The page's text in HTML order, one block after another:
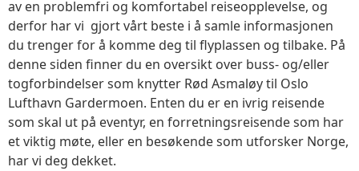
av en problemfri og komfortabel reiseopplevelse, og
derfor har vi gjort vårt beste i å samle informasjonen
du trenger for å komme deg til flyplassen og tilbake. På
denne siden finner du en oversikt over buss- og/eller
togforbindelser som knytter Rød Asmaløy til Oslo
Lufthavn Gardermoen. Enten du er en ivrig reisende
som skal ut på eventyr, en forretningsreisende som har
et viktig møte, eller en besøkende som utforsker Norge,
har vi deg dekket.